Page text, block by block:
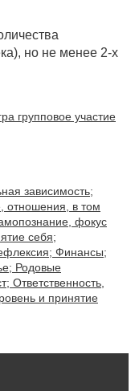
но не менее 2-х
групповое участие
зависимость;
отношения, в том
фокус
себя;
Финансы;
Родовые
Ответственность,
и принятие